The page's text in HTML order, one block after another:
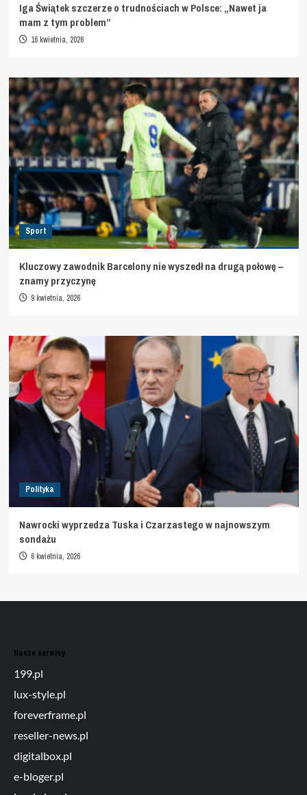
Iga Świątek szczerze o trudnościach w Polsce: „Nawet ja
mam z tym problem”
16 kwietnia, 2026
Sport
Kluczowy zawodnik Barcelony nie wyszedł na drugą połowę –
znamy przyczynę
9 kwietnia, 2026
Polityka
Nawrocki wyprzedza Tuska i Czarzastego w najnowszym
sondażu
6 kwietnia, 2026
Nasze serwisy
199.pl
lux-style.pl
foreverframe.pl
reseller-news.pl
digitalbox.pl
e-bloger.pl